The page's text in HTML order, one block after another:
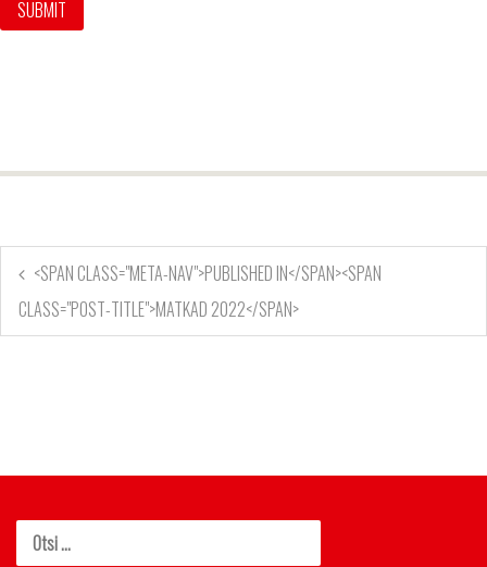
<SPAN CLASS="META-NAV">PUBLISHED IN</SPAN><SPAN
CLASS="POST-TITLE">MATKAD 2022</SPAN>